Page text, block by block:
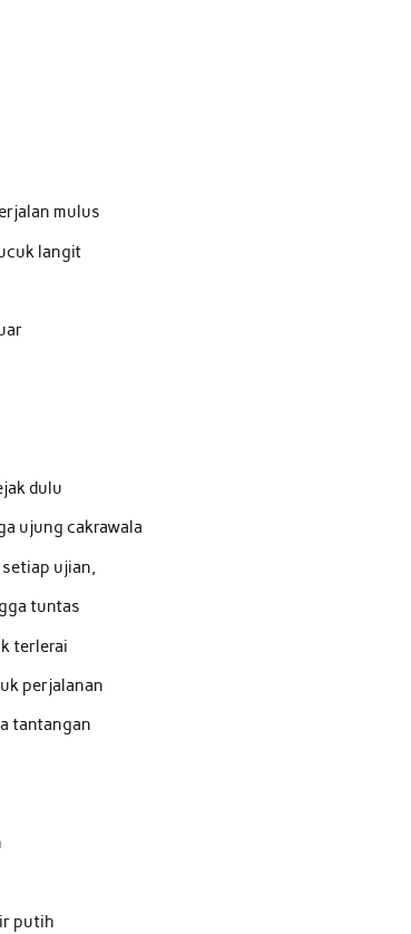
mulus
langit
dulu
ujung cakrawala
setiap ujian,
tuntas
terlerai
perjalanan
tantangan
putih